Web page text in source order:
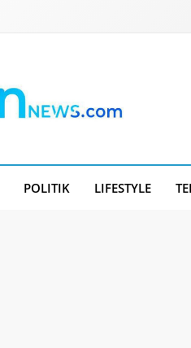
POLITIK LIFESTYLE